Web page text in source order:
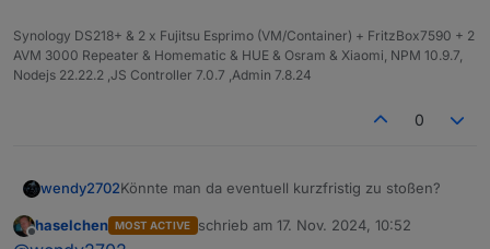
Synology DS218+ & 2 x Fujitsu Esprimo (VM/Container) + FritzBox7590 + 2
AVM 3000 Repeater & Homematic & HUE & Osram & Xiaomi, NPM 10.9.7,
Nodejs 22.22.2 ,JS Controller 7.0.7 ,Admin 7.8.24
0
wendy2702Könnte man da eventuell kurzfristig zu stoßen?
Hannover ist nicht wirklich meine Ecke aber da ich
Offline
haselchen MOST ACTIVE schrieb am 17. Nov. 2024, 10:52
zuletzt editiert von